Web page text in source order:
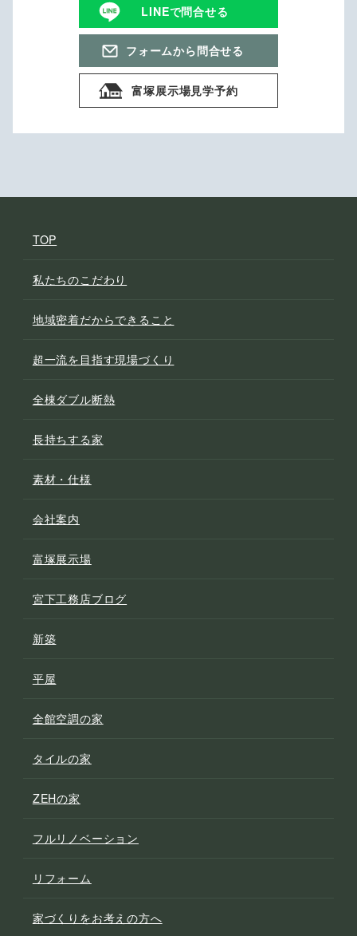
LINEで問合せる
フォームから問合せる
富塚展示場見学予約
TOP
私たちのこだわり
地域密着だからできること
超一流を目指す現場づくり
全棟ダブル断熱
長持ちする家
素材・仕様
会社案内
富塚展示場
宮下工務店ブログ
新築
平屋
全館空調の家
タイルの家
ZEHの家
フルリノベーション
リフォーム
家づくりをお考えの方へ